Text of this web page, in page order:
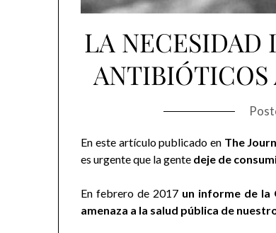
LA NECESIDAD
ANTIBIÓTICOS
En este artículo publicado en The
es urgente que la gente deje de
En febrero de 2017 un informe de la
amenaza a la salud pública de